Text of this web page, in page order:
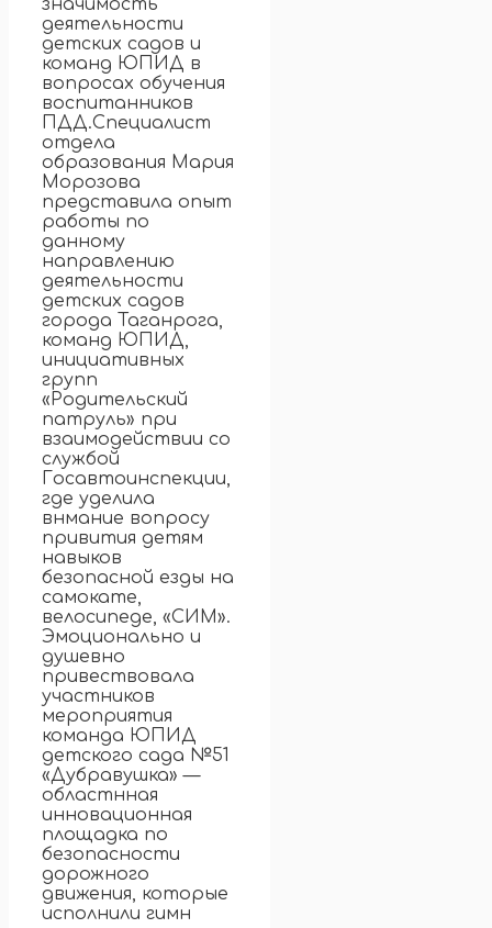
значимость
деятельности
детских садов и
команд ЮПИД в
вопросах обучения
воспитанников
ПДД.Специалист
отдела
образования Мария
Морозова
представила опыт
работы по
данному
направлению
деятельности
детских садов
города Таганрога,
команд ЮПИД,
инициативных
групп
«Родительский
патруль» при
взаимодействии со
службой
Госавтоинспекции,
где уделила
внмание вопросу
привития детям
навыков
безопасной езды на
самокате,
велосипеде, «СИМ».
Эмоционально и
душевно
привествовала
участников
мероприятия
команда ЮПИД
детского сада №51
«Дубравушка» —
областнная
инновационная
площадка по
безопасности
дорожного
движения, которые
исполнили гимн